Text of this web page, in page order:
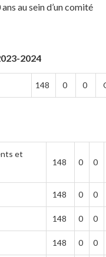
au sein d’un comité
2024
148 0 0
et
148 0 0
148 0 0
148 0 0
148 0 0